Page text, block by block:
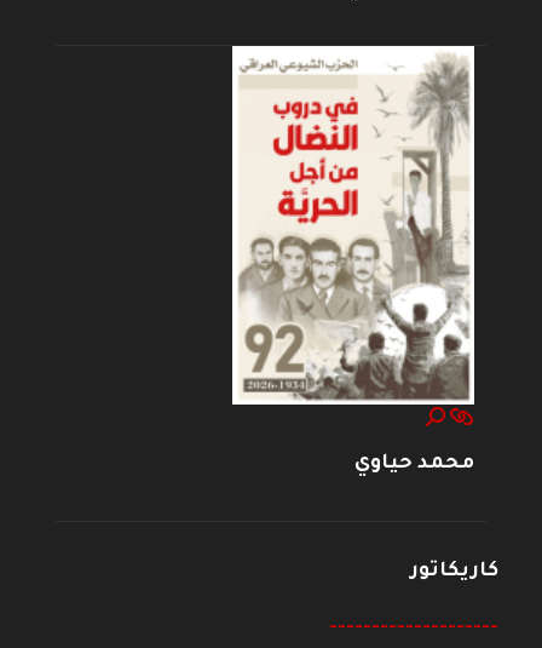
محمد حياوي
كاريكاتور
--------------------